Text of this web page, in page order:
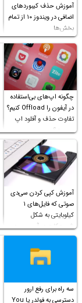
آموزش حذف کیبوردهای
اضافی در ویندوز ۱۰ از تمام
بخش‌ها
چگونه اپ‌های بی‌استفاده
در آیفون را Offload کنیم؟
تفاوت حذف و آفلود اپ
چیست؟
آموزش کپی کردن سی‌دی
صوتی که فایل‌های ۱
کیلوبایتی به شکل
شورت‌کات در آن موجود
است!
سه راه برای رفع ارور
دسترسی به فولدر یا You